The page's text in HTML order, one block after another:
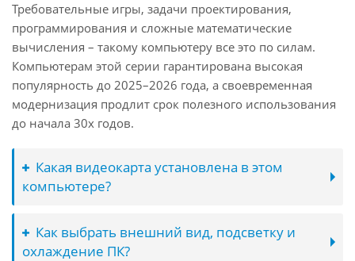
Требовательные игры, задачи проектирования,
программирования и сложные математические
вычисления – такому компьютеру все это по силам.
Компьютерам этой серии гарантирована высокая
популярность до 2025–2026 года, а своевременная
модернизация продлит срок полезного использования
до начала 30х годов.
Какая видеокарта установлена в этом
компьютере?
Как выбрать внешний вид, подсветку и
охлаждение ПК?